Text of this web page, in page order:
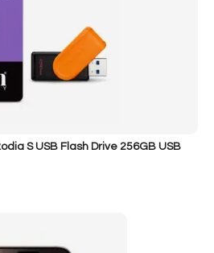
S USB Flash Drive 256GB USB